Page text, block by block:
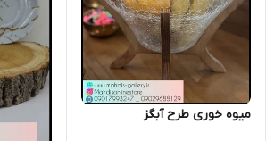
میوه خوری طرح آبگز